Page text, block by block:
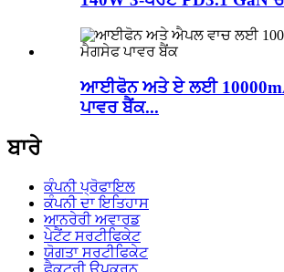
ਆਈਫੋਨ ਅਤੇ ਏ ਲਈ
ਪਾਵਰ ਬੈਂਕ...
ਬਾਰੇ
ਕੰਪਨੀ ਪ੍ਰੋਫਾਇਲ
ਕੰਪਨੀ ਦਾ ਇਤਿਹਾਸ
ਆਨਰੇਰੀ ਅਵਾਰਡ
ਪੇਟੈਂਟ ਸਰਟੀਫਿਕੇਟ
ਯੋਗਤਾ ਸਰਟੀਫਿਕੇਟ
ਫੈਕਟਰੀ ਉਪਕਰਨ